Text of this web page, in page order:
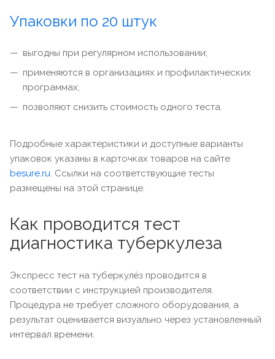
Упаковки по 20 штук
выгодны при регулярном использовании;
применяются в организациях и профилактических
программах;
позволяют снизить стоимость одного теста.
Подробные характеристики и доступные варианты
упаковок указаны в карточках товаров на сайте
besure.ru. Ссылки на соответствующие тесты
размещены на этой странице.
Как проводится тест
диагностика туберкулеза
Экспресс тест на туберкулёз проводится в
соответствии с инструкцией производителя.
Процедура не требует сложного оборудования, а
результат оценивается визуально через установленный
интервал времени.